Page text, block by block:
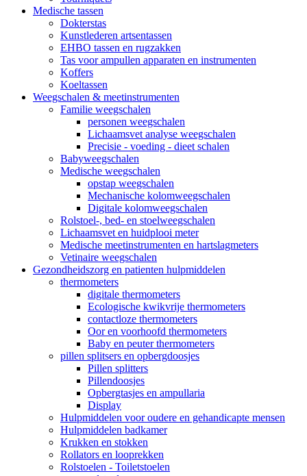
Medische tassen
Dokterstas
Kunstlederen artsentassen
EHBO tassen en rugzakken
Tas voor ampullen apparaten en instrumenten
Koffers
Koeltassen
Weegschalen & meetinstrumenten
Familie weegschalen
personen weegschalen
Lichaamsvet analyse weegschalen
Precisie - voeding - dieet schalen
Babyweegschalen
Medische weegschalen
opstap weegschalen
Mechanische kolomweegschalen
Digitale kolomweegschalen
Rolstoel-, bed- en stoelweegschalen
Lichaamsvet en huidplooi meter
Medische meetinstrumenten en hartslagmeters
Vetinaire weegschalen
Gezondheidszorg en patienten hulpmiddelen
thermometers
digitale thermometers
Ecologische kwikvrije thermometers
contactloze thermometers
Oor en voorhoofd thermometers
Baby en peuter thermometers
pillen splitsers en opbergdoosjes
Pillen splitters
Pillendoosjes
Opbergtasjes en ampullaria
Display
Hulpmiddelen voor oudere en gehandicapte mensen
Hulpmiddelen badkamer
Krukken en stokken
Rollators en looprekken
Rolstoelen - Toiletstoelen